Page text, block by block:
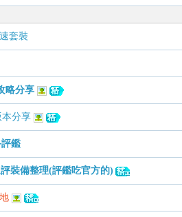
套裝
略分享
本分享
鑑
裝備整理(評鑑吃官方的)